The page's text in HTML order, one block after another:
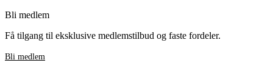
Bli medlem
Få tilgang til eksklusive medlemstilbud og faste fordeler.
Bli medlem